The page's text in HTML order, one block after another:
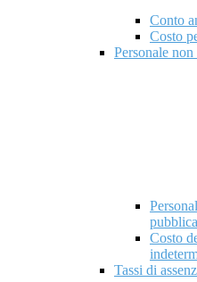
Conto
Costo
Personale
Costo
Tassi di